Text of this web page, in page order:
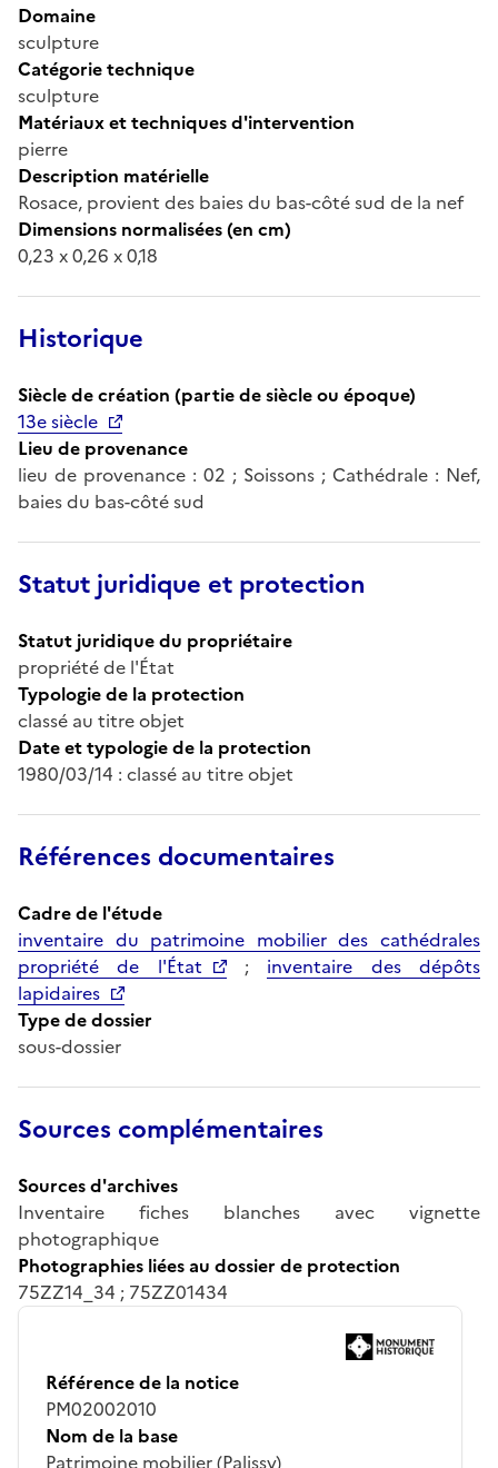
Domaine
sculpture
Catégorie technique
sculpture
Matériaux et techniques d'intervention
pierre
Description matérielle
Rosace, provient des baies du bas-côté sud de la nef
Dimensions normalisées (en cm)
0,23 x 0,26 x 0,18
Historique
Siècle de création (partie de siècle ou époque)
13e siècle
Lieu de provenance
lieu de provenance : 02 ; Soissons ; Cathédrale : Nef,
baies du bas-côté sud
Statut juridique et protection
Statut juridique du propriétaire
propriété de l'État
Typologie de la protection
classé au titre objet
Date et typologie de la protection
1980/03/14 : classé au titre objet
Références documentaires
Cadre de l'étude
inventaire du patrimoine mobilier des cathédrales
propriété de l'État
; inventaire des dépôts
lapidaires
Type de dossier
sous-dossier
Sources complémentaires
Sources d'archives
Inventaire fiches blanches avec vignette
photographique
Photographies liées au dossier de protection
75ZZ14_34 ; 75ZZ01434
Référence de la notice
PM02002010
Nom de la base
Patrimoine mobilier (Palissy)